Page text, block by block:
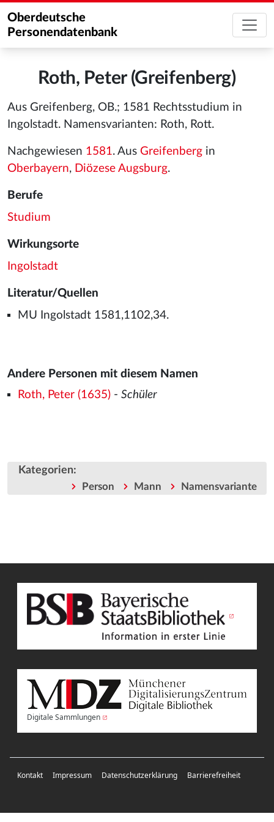
Oberdeutsche
Personendatenbank
Roth, Peter (Greifenberg)
Aus Greifenberg, OB.; 1581 Rechtsstudium in
Ingolstadt. Namensvarianten: Roth, Rott.
Nachgewiesen 1581. Aus Greifenberg in
Oberbayern, Diözese Augsburg.
Berufe
Studium
Wirkungsorte
Ingolstadt
Literatur/Quellen
MU Ingolstadt 1581,1102,34.
Andere Personen mit diesem Namen
Roth, Peter (1635)- Schüler
Kategorien:
Person Mann Namensvariante
Digitale Sammlungen
Kontakt Impressum Datenschutzerklärung Barrierefreiheit